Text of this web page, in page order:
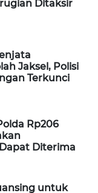
Ditaksir
Jaksel, Polisi
Terkunci
Rp206
Diterima
untuk